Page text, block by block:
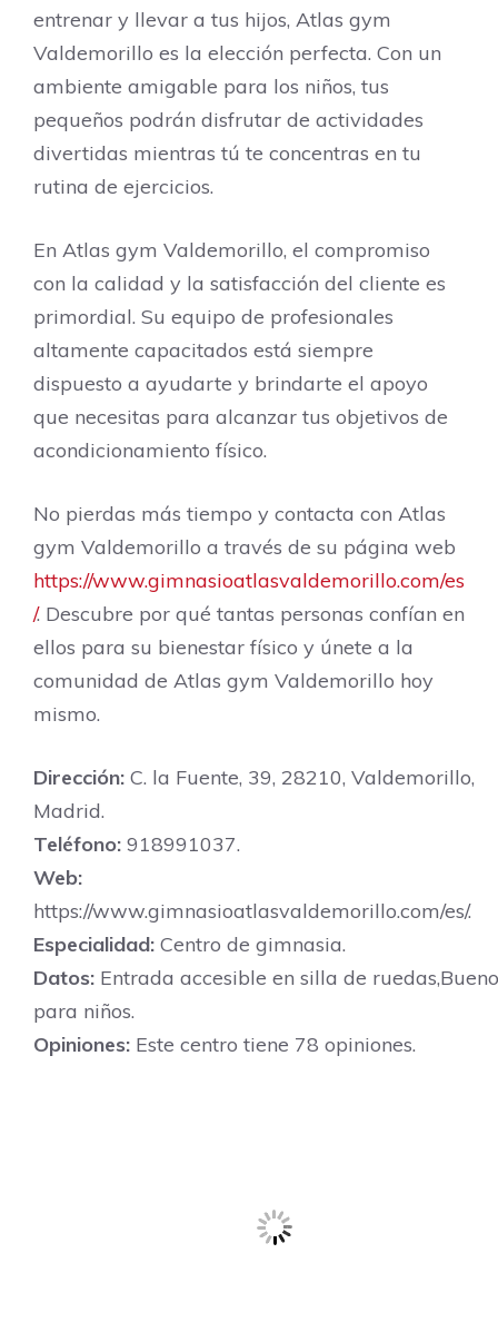
entrenar y llevar a tus hijos, Atlas gym
Valdemorillo es la elección perfecta. Con un
ambiente amigable para los niños, tus
pequeños podrán disfrutar de actividades
divertidas mientras tú te concentras en tu
rutina de ejercicios.
En Atlas gym Valdemorillo, el compromiso
con la calidad y la satisfacción del cliente es
primordial. Su equipo de profesionales
altamente capacitados está siempre
dispuesto a ayudarte y brindarte el apoyo
que necesitas para alcanzar tus objetivos de
acondicionamiento físico.
No pierdas más tiempo y contacta con Atlas
gym Valdemorillo a través de su página web
https://www.gimnasioatlasvaldemorillo.com/es
/. Descubre por qué tantas personas confían en
ellos para su bienestar físico y únete a la
comunidad de Atlas gym Valdemorillo hoy
mismo.
Dirección: C. la Fuente, 39, 28210, Valdemorillo,
Madrid.
Teléfono: 918991037.
Web:
https://www.gimnasioatlasvaldemorillo.com/es/.
Especialidad: Centro de gimnasia.
Datos: Entrada accesible en silla de ruedas,Bueno
para niños.
Opiniones: Este centro tiene 78 opiniones.